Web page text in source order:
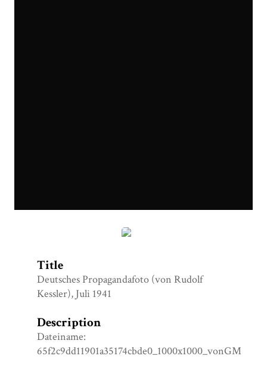
Title
Deutsches Propagandafoto (von Rudolf
Kessler), Juli 1941
Description
Dateiname:
65f2c9dd11901a35174cbde0_1000x1000_vonGM